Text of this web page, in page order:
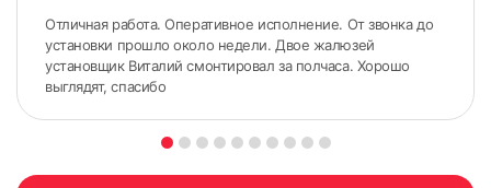
Отличная работа. Оперативное исполнение. От звонка до
установки прошло около недели. Двое жалюзей
установщик Виталий смонтировал за полчаса. Хорошо
выглядят, спасибо